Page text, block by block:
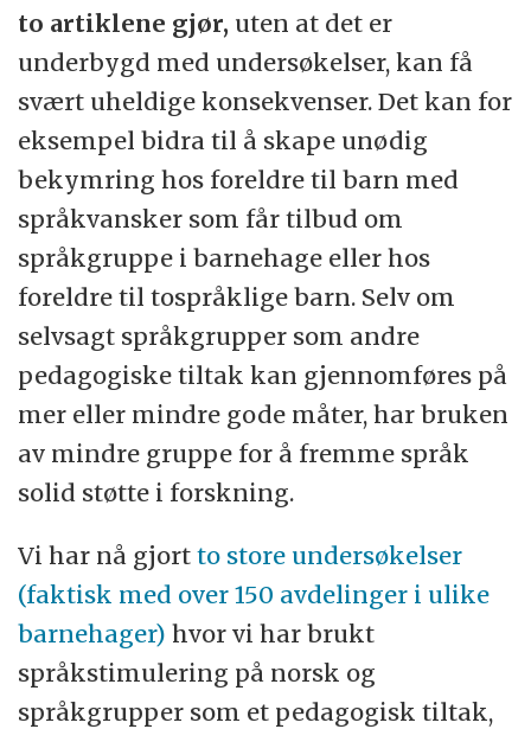
to artiklene gjør, uten at det er
underbygd med undersøkelser, kan få
svært uheldige konsekvenser. Det kan for
eksempel bidra til å skape unødig
bekymring hos foreldre til barn med
språkvansker som får tilbud om
språkgruppe i barnehage eller hos
foreldre til tospråklige barn. Selv om
selvsagt språkgrupper som andre
pedagogiske tiltak kan gjennomføres på
mer eller mindre gode måter, har bruken
av mindre gruppe for å fremme språk
solid støtte i forskning.
Vi har nå gjortto store undersøkelser
(faktisk med over 150 avdelinger i ulike
barnehager) hvor vi har brukt
språkstimulering på norsk og
språkgrupper som et pedagogisk tiltak,